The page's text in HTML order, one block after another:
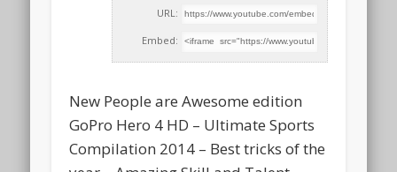
URL:
Embed:
New People are Awesome edition
GoPro Hero 4 HD – Ultimate Sports
Compilation 2014 – Best tricks of the